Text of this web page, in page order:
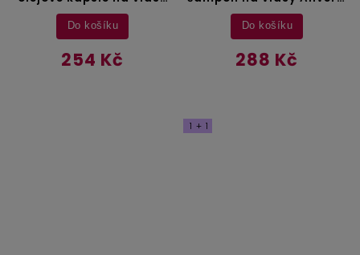
Aliver - 40 ks
254 Kč
Do košíku
300 ml
288 Kč
Do košíku
1 + 1